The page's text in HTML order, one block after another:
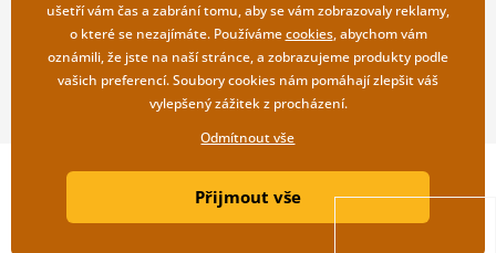
Copyright ©2019 © Dovido.cz.
Litvanyi.sk| E-shop vytvořila
ušetří vám čas a zabrání tomu, aby se vám zobrazovaly reklamy,
o které se nezajímáte. Používámecookies, abychom vám
oznámili, že jste na naší stránce, a zobrazujeme produkty podle
vašich preferencí. Soubory cookies nám pomáhají zlepšit váš
vylepšený zážitek z procházení.
Odmítnout vše
Přijmout vše